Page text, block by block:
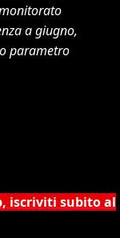
a giugno,
parametro
iscriviti subito al